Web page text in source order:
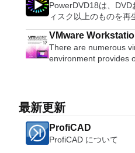
不足の問題の解決を可
ーティションのサイズ
ムドライブを拡張する
ィションをコピーパー
ジ分割パーティション
するダイナミックディ
Rufusは、次のシナリ
Windows、Linux、お
可能なISOからUSBイ
アを作成する必要がある場合
ンストールされていな
する必要がある場合。 BIOSまたはその
合。 Rufusは次の* ISOで動作します：
Arch Linux、Archbang
pebuilder、CentOS、
Linux、Fedora、
PowerDVD18は、
ィスク以上のものを再
オ、オーディオ、写真
ンツ、さらには
ても、PowerDVD18は
イメントの仲間です。 Ultra HD HDR TV
頭するか、PCまたはラ
比類のない再生サポー
より、どこにいても簡
きます。 新機能は次のと
VMware
There are numerous
environment provides
is the easiest to use,
most reliable app
evaluating a new OS,
apps and patches, in
最新更新
ProfiCAD
ProfiCAD について